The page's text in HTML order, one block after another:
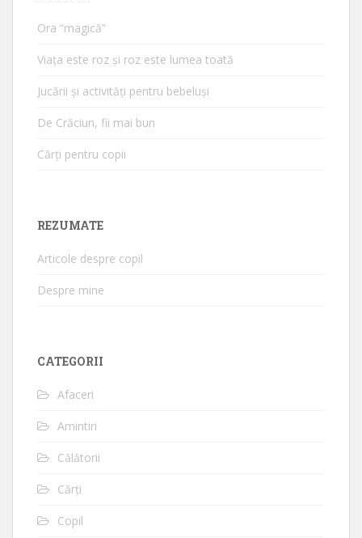
Ora “magică”
Viața este roz și roz este lumea toată
Jucării și activități pentru bebeluși
De Crăciun, fii mai bun
Cărți pentru copii
REZUMATE
Articole despre copil
Despre mine
CATEGORII
Afaceri
Amintiri
Călătorii
Cărți
Copil